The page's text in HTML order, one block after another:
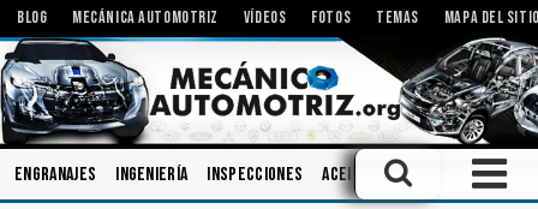
BLOG MECÁNICA AUTOMOTRIZ VÍDEOS FOTOS TEMAS MAPA DEL
Engranajes Ingeniería Inspecciones Aceites Diagnóstico